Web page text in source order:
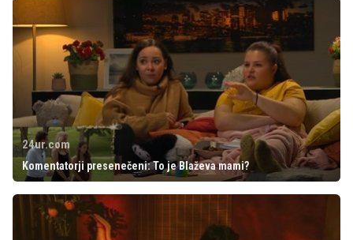
24ur.com
Komentatorji presenečeni: To je Blaževa mami?